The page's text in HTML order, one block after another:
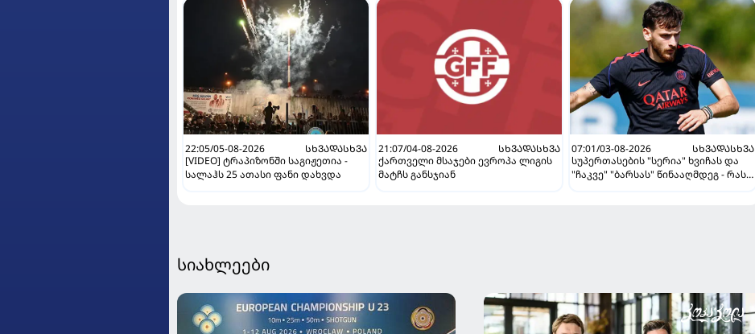
22:05/05-08-2026
ᲡᲮᲕᲐᲓᲐᲡᲮᲕᲐ
[VIDEO] ტრაპიზონში საგიჟეთია -
სალაჰს 25 ათასი ფანი დახვდა
21:07/04-08-2026
ᲡᲮᲕᲐᲓᲐᲡᲮᲕᲐ
ქართველი მსაჯები ევროპა ლიგის
მატჩს განსჯიან
07:01/03-08-2026
ᲡᲮᲕᲐᲓᲐᲡᲮᲕᲐ
სუპერთასების "სერია" ხვიჩას და
"ჩაკვე" "ბარსას" წინააღმდეგ - რას
სიახლეები